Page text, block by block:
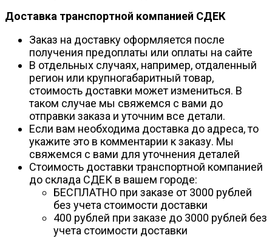
Доставка транспортной компанией СДЕК
Заказ на доставку оформляется после
получения предоплаты или оплаты на сайте
В отдельных случаях, например, отдаленный
регион или крупногабаритный товар,
стоимость доставки может измениться. В
таком случае мы свяжемся с вами до
отправки заказа и уточним все детали.
Если вам необходима доставка до адреса, то
укажите это в комментарии к заказу. Мы
свяжемся с вами для уточнения деталей
Стоимость доставки транспортной компанией
до склада СДЕК в вашем городе:
БЕСПЛАТНО при заказе от 3000 рублей
без учета стоимости доставки
400 рублей при заказе до 3000 рублей без
учета стоимости доставки